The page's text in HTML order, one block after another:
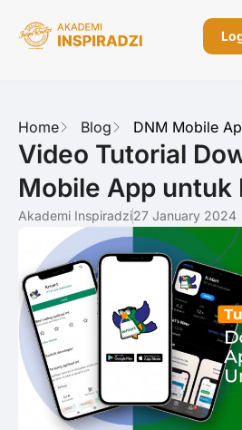
Home Blog DNM Mobile
Video Tutorial
Mobile App untuk
Akademi Inspiradzi27 January 2024